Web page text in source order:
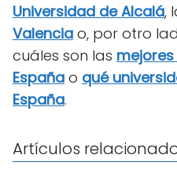
Universidad de Alcalá,
Valencia o, por otro
cuáles son las
España o qué
España.
Artículos